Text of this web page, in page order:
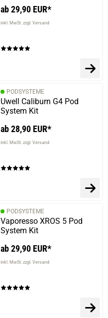
ab 29,90 EUR*
inkl. MwSt. zzgl. Versand
PODSYSTEME
Uwell Caliburn G4 Pod
System Kit
ab 28,90 EUR*
inkl. MwSt. zzgl. Versand
PODSYSTEME
Vaporesso XROS 5 Pod
System Kit
ab 29,90 EUR*
inkl. MwSt. zzgl. Versand